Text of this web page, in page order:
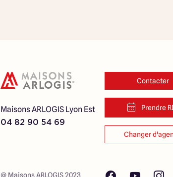
Maisons ARLOGIS Lyon Est
04 82 90 54 69
Contacter
Prendre
Changer
@ Maisons ARLOGIS 2023